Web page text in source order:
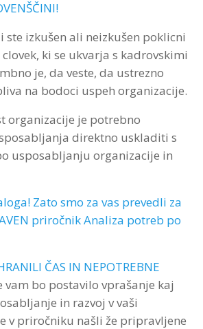
ste izkušen ali neizkušen poklicni
ki se ukvarja s kadrovskimi
je, da veste, da ustrezno
na bodoci uspeh organizacije.
organizacije je potrebno
direktno uskladiti s
usposabljanju organizacije in
Zato smo za vas prevedli za
priročnik Analiza potreb po
ČAS IN NEPOTREBNE
vam bo postavilo vprašanje kaj
in razvoj v vaši
v priročniku našli že pripravljene